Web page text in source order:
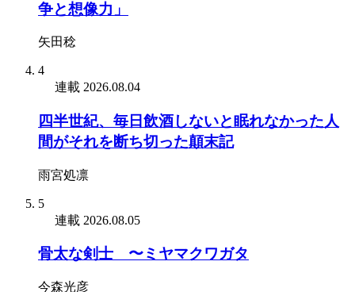
争と想像力」
矢田稔
4
連載 2026.08.04
四半世紀、毎日飲酒しないと眠れなかった人
間がそれを断ち切った顛末記
雨宮処凛
5
連載 2026.08.05
骨太な剣士 〜ミヤマクワガタ
今森光彦